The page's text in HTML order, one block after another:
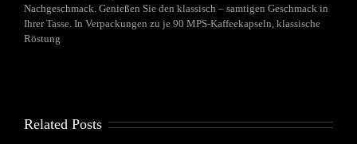
Nachgeschmack. Genießen Sie den klassisch – samtigen Geschmack in
Ihrer Tasse. In Verpackungen zu je 90 MPS-Kaffeekapseln, klassische
Röstung
Related Posts